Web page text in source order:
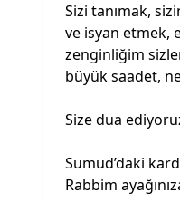
Sizi tanımak,
ve isyan etmek,
zenginliğim
büyük saadet,
Size dua
Sumud’daki
Rabbim